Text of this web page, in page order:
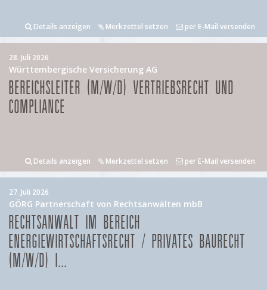
Details anzeigen Merkzettel setzen per E-Mail versenden
28. Juli 2026
Württembergische Versicherung AG
BEREICHSLEITER (M/W/D) VERTRIEBSRECHT UND
COMPLIANCE
Details anzeigen Merkzettel setzen per E-Mail versenden
27. Juli 2026
GÖRG Partnerschaft von Rechtsanwälten mbB
RECHTSANWALT IM BEREICH
ENERGIEWIRTSCHAFTSRECHT / PRIVATES BAURECHT
(M/W/D) I...